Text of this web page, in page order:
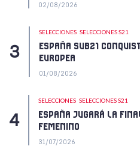
02/08/2026
SELECCIONES SELECCIONES S21
ESPAÑA SUB21
EUROPEA
01/08/2026
SELECCIONES SELECCIONES S21
ESPAÑA JUGARÁ LA
FEMENINO
31/07/2026